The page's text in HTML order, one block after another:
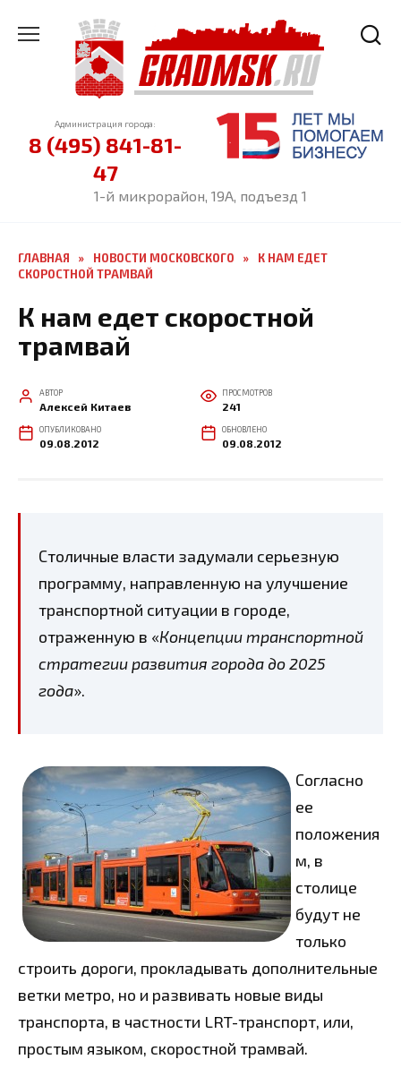
содержанию
Администрация города:
8 (495) 841-81-
47
1-й микрорайон, 19А, подъезд 1
ГЛАВНАЯ » НОВОСТИ МОСКОВСКОГО »
К НАМ ЕДЕТ
СКОРОСТНОЙ ТРАМВАЙ
К нам едет скоростной
трамвай
АВТОР
Алексей Китаев
ПРОСМОТРОВ
241
ОПУБЛИКОВАНО
09.08.2012
ОБНОВЛЕНО
09.08.2012
Столичные власти задумали серьезную
программу, направленную на улучшение
транспортной ситуации в городе,
отраженную в «Концепции транспортной
стратегии развития города до 2025
года».
Согласно
ее
положения
м, в
столице
будут не
только
строить дороги, прокладывать дополнительные
ветки метро, но и развивать новые виды
транспорта, в частности LRT-транспорт, или,
простым языком, скоростной трамвай.